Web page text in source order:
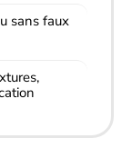
sans faux